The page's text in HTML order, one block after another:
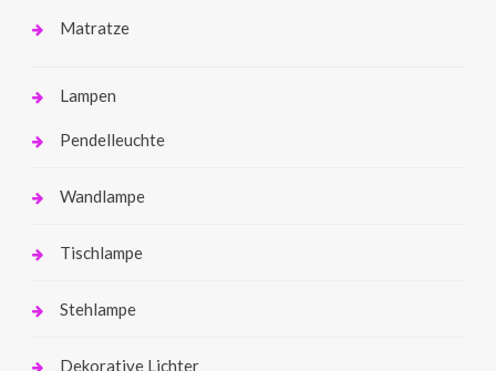
Matratze
Lampen
Pendelleuchte
Wandlampe
Tischlampe
Stehlampe
Dekorative Lichter